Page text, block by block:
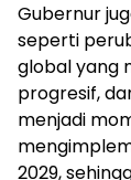
Gubernur
seperti
global yang
progresif,
menjadi
2029,